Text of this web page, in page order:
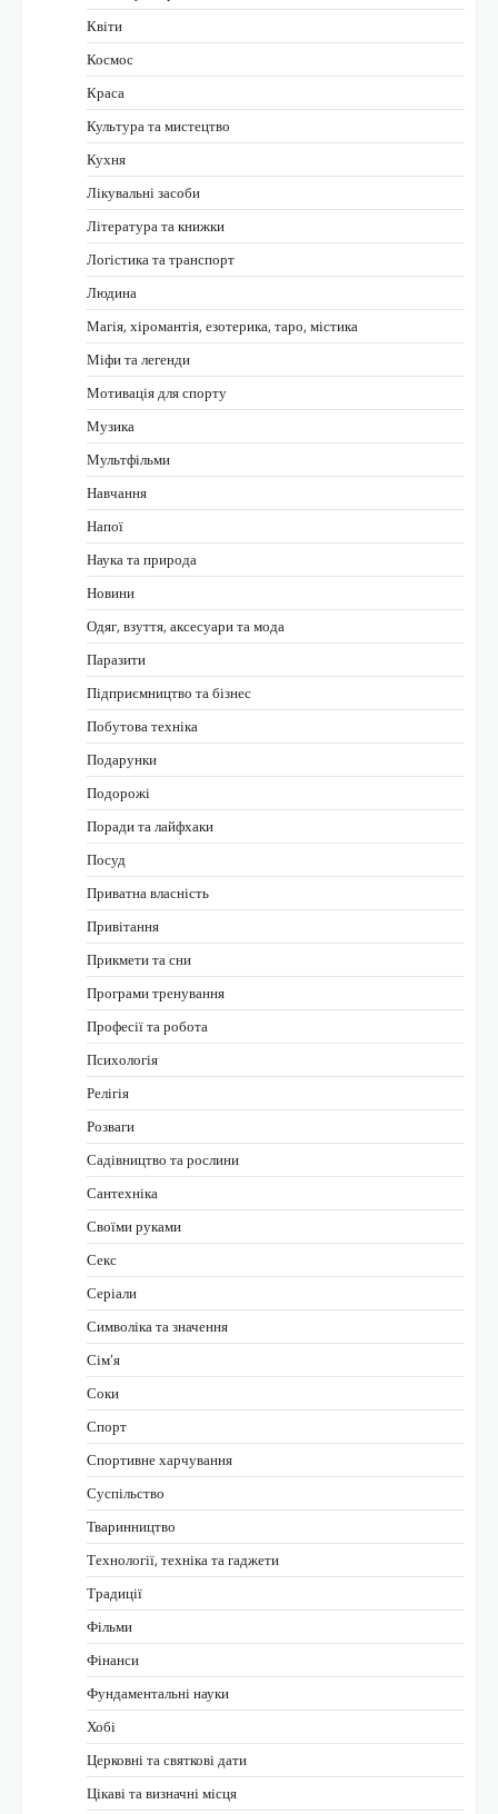
Квіти
Космос
Краса
Культура та мистецтво
Кухня
Лікувальні засоби
Література та книжки
Логістика та транспорт
Людина
Магія, хіромантія, езотерика, таро, містика
Міфи та легенди
Мотивація для спорту
Музика
Мультфільми
Навчання
Напої
Наука та природа
Новини
Одяг, взуття, аксесуари та мода
Паразити
Підприємництво та бізнес
Побутова техніка
Подарунки
Подорожі
Поради та лайфхаки
Посуд
Приватна власність
Привітання
Прикмети та сни
Програми тренування
Професії та робота
Психологія
Релігія
Розваги
Садівництво та рослини
Сантехніка
Своїми руками
Секс
Серіали
Символіка та значення
Сім’я
Соки
Спорт
Спортивне харчування
Суспільство
Тваринництво
Технології, техніка та гаджети
Традиції
Фільми
Фінанси
Фундаментальні науки
Хобі
Церковні та святкові дати
Цікаві та визначні місця